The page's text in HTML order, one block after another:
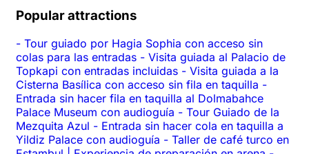
Popular attractions
- Tour guiado por Hagia Sophia con acceso sin
colas para las entradas - Visita guiada al Palacio de
Topkapi con entradas incluidas - Visita guiada a la
Cisterna Basílica con acceso sin fila en taquilla -
Entrada sin hacer fila en taquilla al Dolmabahce
Palace Museum con audioguía - Tour Guiado de la
Mezquita Azul - Entrada sin hacer cola en taquilla a
Yildiz Palace con audioguía - Taller de café turco en